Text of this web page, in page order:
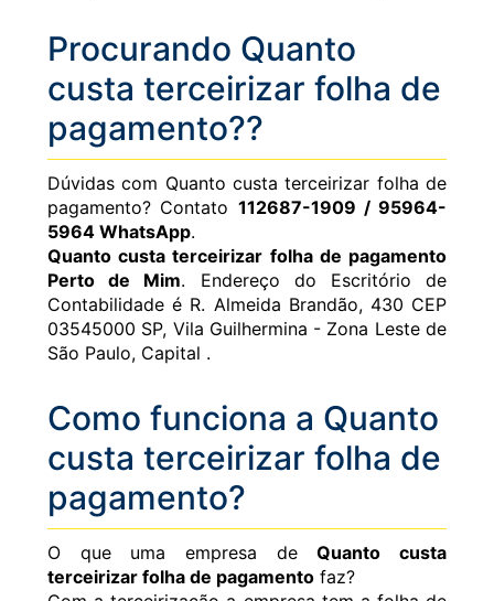
Procurando Quanto
custa terceirizar folha de
pagamento??
Dúvidas com Quanto custa terceirizar folha de
pagamento? Contato 112687-1909 / 95964-
5964 WhatsApp.
Quanto custa terceirizar folha de pagamento
Perto de Mim. Endereço do Escritório de
Contabilidade é R. Almeida Brandão, 430 CEP
03545000 SP, Vila Guilhermina - Zona Leste de
São Paulo, Capital .
Como funciona a Quanto
custa terceirizar folha de
pagamento?
O que uma empresa deQuanto custa
terceirizar folha de pagamento faz?